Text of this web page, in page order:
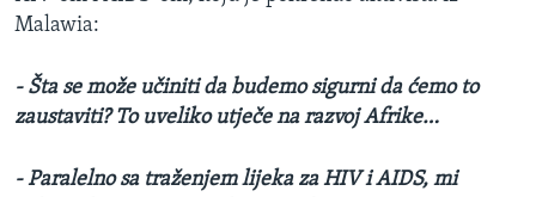
Malawia:
- Šta se može učiniti da budemo sigurni da ćemo to
zaustaviti? To uveliko utječe na razvoj Afrike…
- Paralelno sa traženjem lijeka za HIV i AIDS, mi